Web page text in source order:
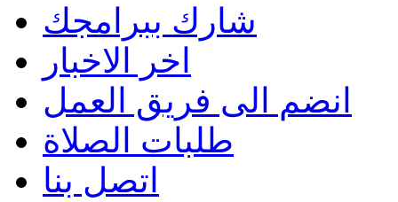
شارك ببرامجك
اخر الاخبار
انضم الى فريق العمل
طلبات الصلاة
اتصل بنا